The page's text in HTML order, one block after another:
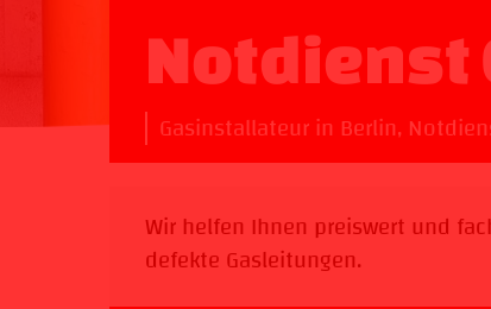
Notdienst
Gasinstallateur in Berlin,
Wir helfen Ihnen preiswert und
defekte Gasleitungen.